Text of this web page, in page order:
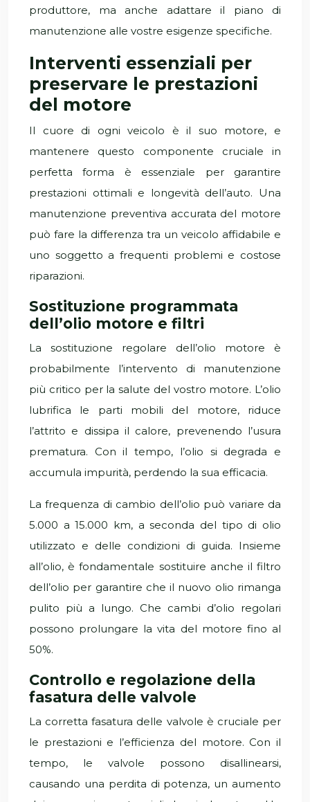
produttore, ma anche adattare il piano di
manutenzione alle vostre esigenze specifiche.
Interventi essenziali per
preservare le prestazioni
del motore
Il cuore di ogni veicolo è il suo motore, e
mantenere questo componente cruciale in
perfetta forma è essenziale per garantire
prestazioni ottimali e longevità dell’auto. Una
manutenzione preventiva accurata del motore
può fare la differenza tra un veicolo affidabile e
uno soggetto a frequenti problemi e costose
riparazioni.
Sostituzione programmata
dell’olio motore e filtri
La sostituzione regolare dell’olio motore è
probabilmente l’intervento di manutenzione
più critico per la salute del vostro motore. L’olio
lubrifica le parti mobili del motore, riduce
l’attrito e dissipa il calore, prevenendo l’usura
prematura. Con il tempo, l’olio si degrada e
accumula impurità, perdendo la sua efficacia.
La frequenza di cambio dell’olio può variare da
5.000 a 15.000 km, a seconda del tipo di olio
utilizzato e delle condizioni di guida. Insieme
all’olio, è fondamentale sostituire anche il filtro
dell’olio per garantire che il nuovo olio rimanga
pulito più a lungo. Che cambi d’olio regolari
possono prolungare la vita del motore fino al
50%.
Controllo e regolazione della
fasatura delle valvole
La corretta fasatura delle valvole è cruciale per
le prestazioni e l’efficienza del motore. Con il
tempo, le valvole possono disallinearsi,
causando una perdita di potenza, un aumento